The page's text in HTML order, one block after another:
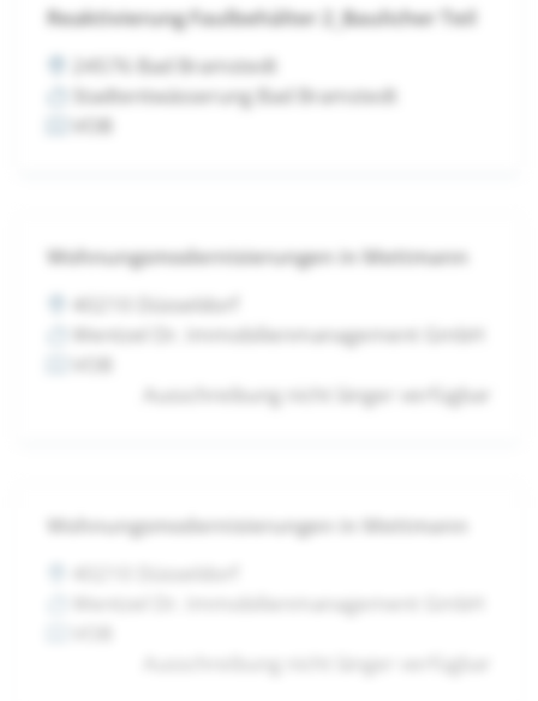
Reaktivierung Faulbehälter 2_Baulicher Teil
24576 Bad Bramstedt
Stadtentwässerung Bad Bramstedt
VOB
Wohnungsmodernisierungen in Mettmann
40210 Düsseldorf
Wentzel Dr. Immobilienmanagement GmbH
Ausschreibung nicht länger verfügbar
Wohnungsmodernisierungen in Mettmann
Wentzel Dr. Immobilienmanagement GmbH